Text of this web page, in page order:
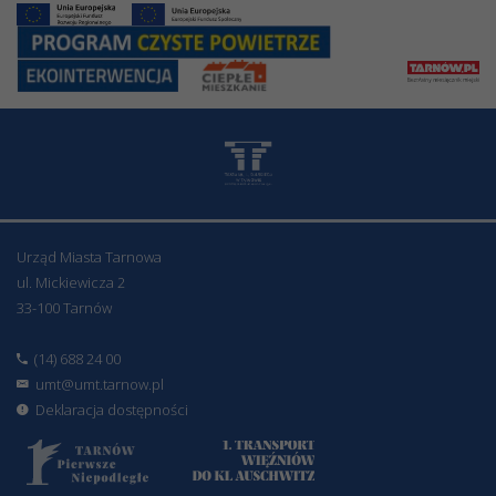
Urząd Miasta Tarnowa
ul. Mickiewicza 2
33-100 Tarnów
(14) 688 24 00
umt@umt.tarnow.pl
Deklaracja dostępności